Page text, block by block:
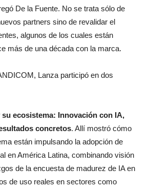
De la Fuente. No se trata sólo de
partners sino de revalidar el
algunos de los cuales están
más de una década con la marca.
Lanza participó en dos
su ecosistema: Innovación con IA,
concretos. Allí mostró cómo
están impulsando la adopción de
en América Latina, combinando visión
de la encuesta de madurez de IA en
de uso reales en sectores como